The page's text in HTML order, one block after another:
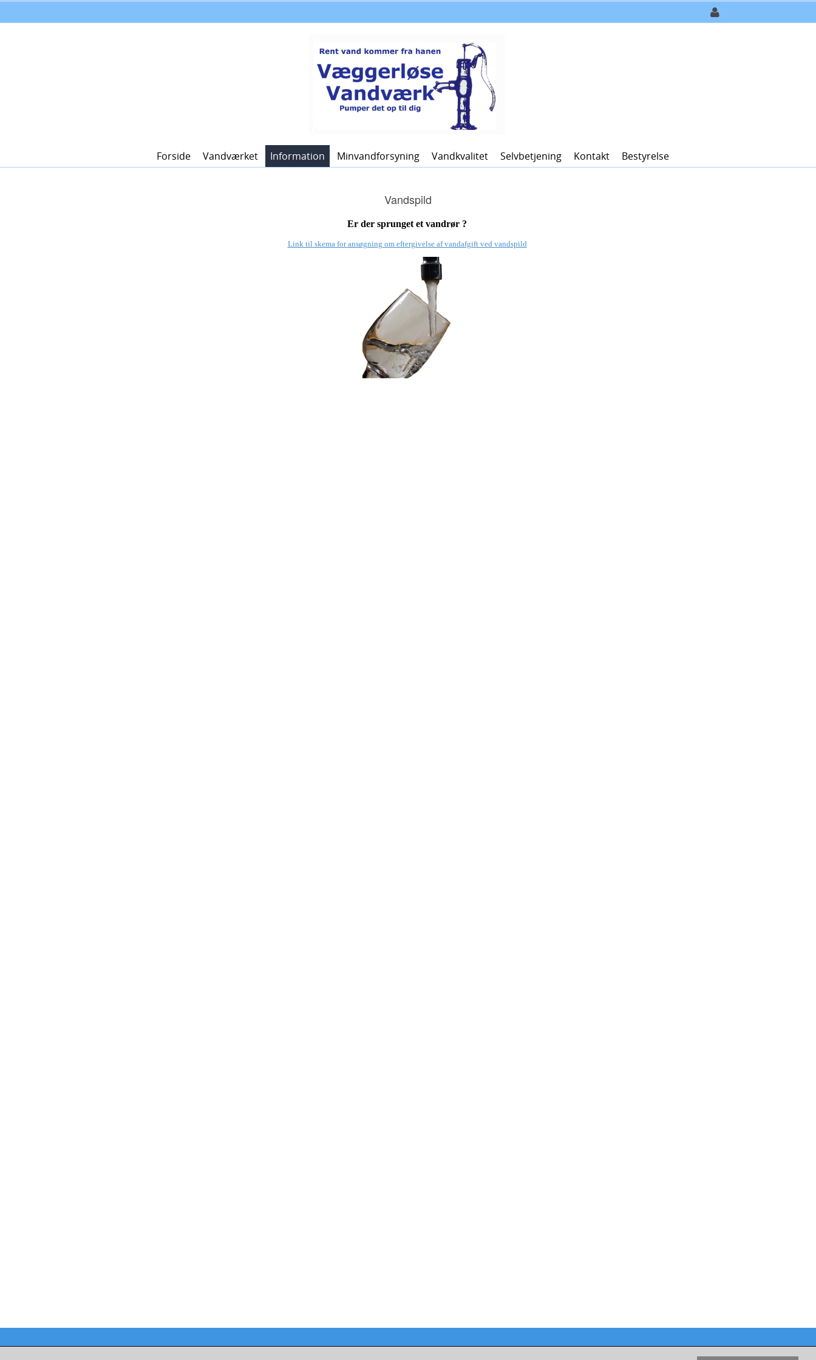
Forside Vandværket Information Minvandforsyning Vandkvalitet Selvbetjening Kontakt Bestyrelse
Vandspild
Er der sprunget et vandrør ?
Link til skema for ansøgning om eftergivelse af vandafgift ved vandspild